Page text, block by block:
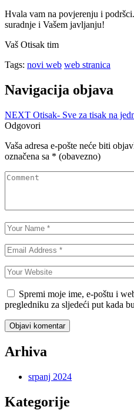
Hvala vam na povjerenju i
suradnje i Vašem javljanju!
Vaš Otisak tim
Tags: novi web web stranica
Navigacija objava
NEXT Otisak- Sve za tisak na
Odgovori
Vaša adresa e-pošte neće biti
označena sa * (obavezno)
Spremi moje ime, e-poštu i
pregledniku za sljedeći put kada
Objavi komentar
Arhiva
srpanj 2024
Kategorije